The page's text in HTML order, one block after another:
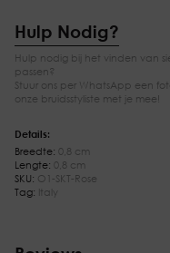
Details:
Breedte: 0,8 cm
Lengte: 0,8 cm
SKU: O1-SKT-Rose
Tag: Italy
Hulp Nodig?
Hulp nodig bij het vinden van
passen?
Stuur ons per WhatsApp een
onze bruidsstyliste met je mee!